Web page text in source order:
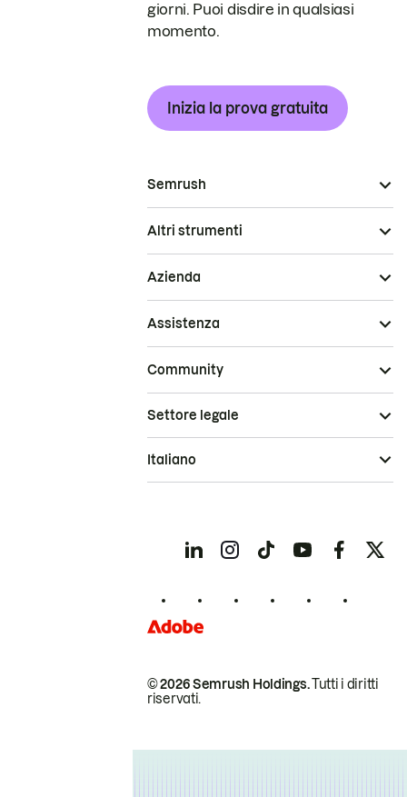
giorni. Puoi disdire in qualsiasi
momento.
Inizia la prova gratuita
Semrush
Altri strumenti
Azienda
Assistenza
Community
© 2026 Semrush Holdings.Tutti i diritti
riservati.
Settore legale
Italiano